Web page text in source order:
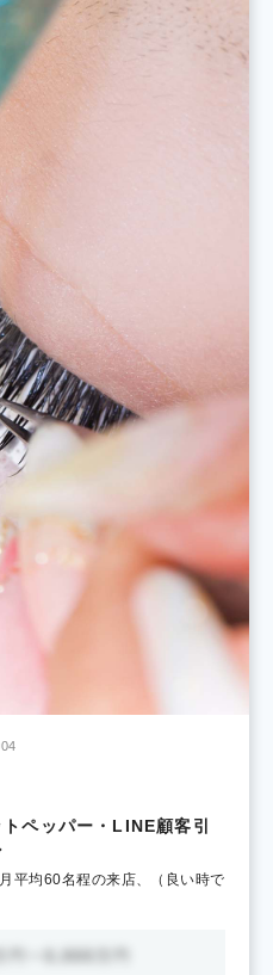
ペッパー・LINE顧客引
平均60名程の来店、（良い時で